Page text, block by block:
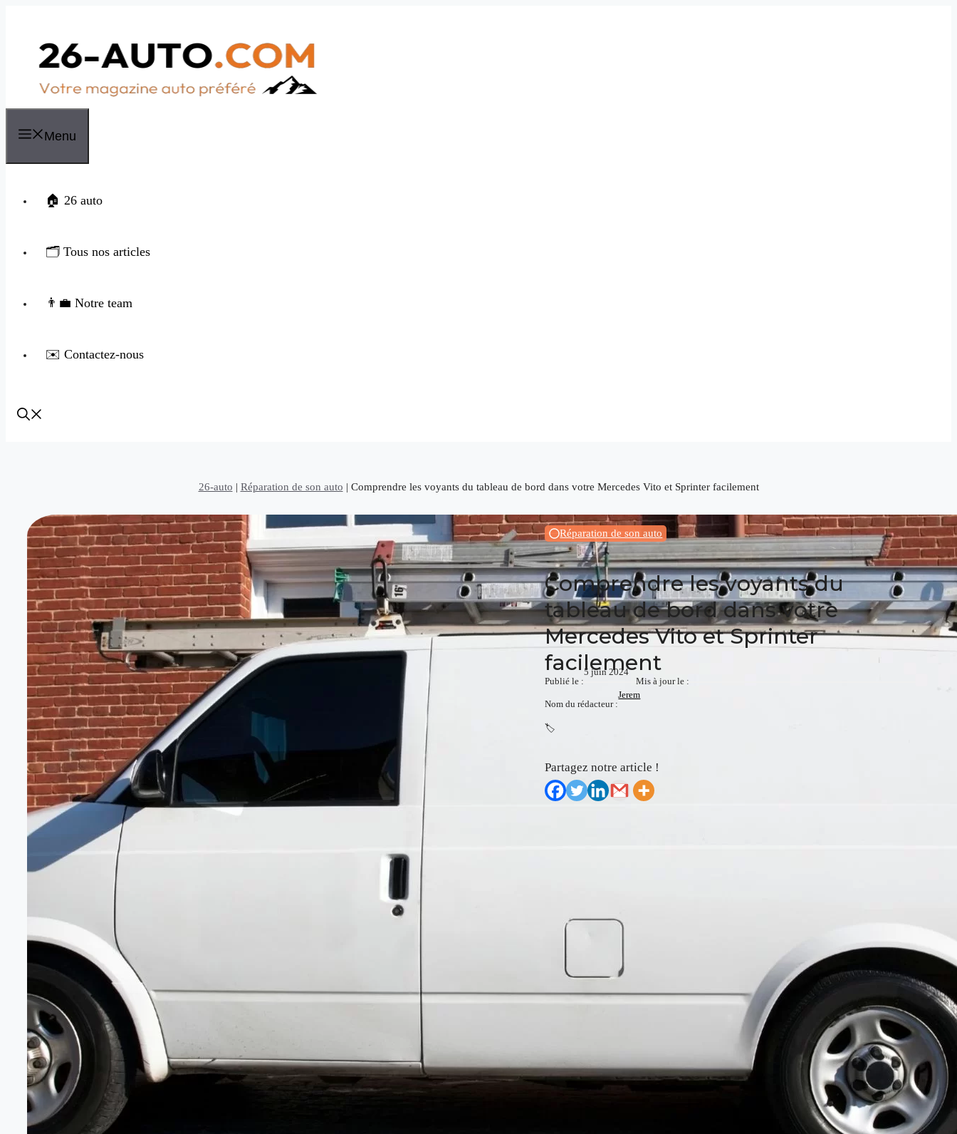
Menu
🏠 26 auto
🗂️ Tous nos articles
👨‍💼 Notre team
✉️ Contactez-nous
26-auto | Réparation de son auto | Comprendre les voyants du tableau de bord dans votre Mercedes Vito et Sprinter facilement
Réparation de son auto
Comprendre les voyants du
tableau de bord dans votre
Mercedes Vito et Sprinter
facilement
Publié le :
5 juin 2024
Mis à jour le :
Nom du rédacteur :
Jerem
🏷️
Partagez notre article !